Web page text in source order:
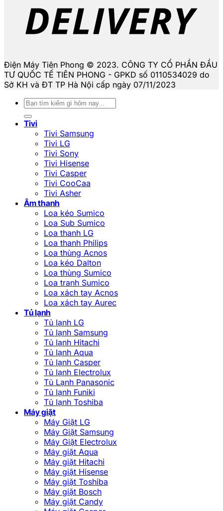
Điện Máy Tiên Phong © 2023. CÔNG TY CỔ PHẦN ĐẦU
TƯ QUỐC TẾ TIÊN PHONG - GPKD số 0110534029 do
Sở KH và ĐT TP Hà Nội cấp ngày 07/11/2023
Tìm
kiếm:
Tivi
Tivi Samsung
Tivi LG
Tivi Sony
Tivi Hisense
Tivi Casper
Tivi CooCaa
Tivi Asher
Âm thanh
Loa kéo Sumico
Loa Sub Sumico
Loa thanh LG
Loa thanh Philips
Loa thùng Acnos
Loa kéo Dalton
Loa thùng Sumico
Loa tranh Sumico
Loa xách tay Acnos
Loa xách tay Aurec
Tủ lạnh
Tủ lạnh LG
Tủ lạnh Samsung
Tủ lạnh Hitachi
Tủ lạnh Aqua
Tủ lạnh Casper
Tủ lạnh Electrolux
Tủ Lạnh Panasonic
Tủ lạnh Funiki
Tủ lạnh Toshiba
Máy giặt
Máy Giặt LG
Máy Giặt Samsung
Máy Giặt Electrolux
Máy giặt Aqua
Máy giặt Hitachi
Máy giặt Hisense
Máy giặt Toshiba
Máy giặt Bosch
Máy giặt Candy